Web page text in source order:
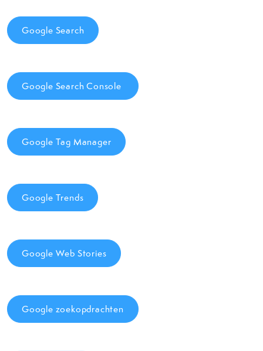
Google Search
Google Search Console
Google Tag Manager
Google Trends
Google Web Stories
Google zoekopdrachten